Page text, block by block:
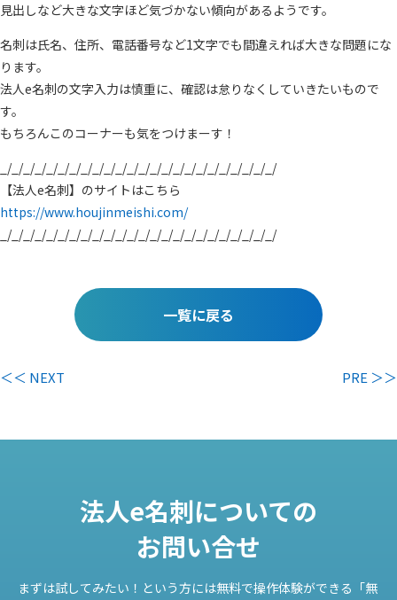
見出しなど大きな文字ほど気づかない傾向があるようです。
名刺は氏名、住所、電話番号など1文字でも間違えれば大きな問題にな
ります。
法人e名刺の文字入力は慎重に、確認は怠りなくしていきたいもので
す。
もちろんこのコーナーも気をつけまーす！
_/_/_/_/_/_/_/_/_/_/_/_/_/_/_/_/_/_/_/_/_/_/_/_/
【法人e名刺】のサイトはこちら
https://www.houjinmeishi.com/
_/_/_/_/_/_/_/_/_/_/_/_/_/_/_/_/_/_/_/_/_/_/_/_/
一覧に戻る
＜＜ NEXT PRE ＞＞
法人e名刺についての
お問い合せ
まずは試してみたい！という方には無料で操作体験ができる「無